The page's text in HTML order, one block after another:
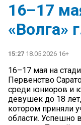
16–17
«Волга»
15:27 18.05.2026 16+
16–17 мая на
Первенство
среди юниоров и
девушек до 18
котором приняли
области. Успешно